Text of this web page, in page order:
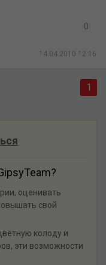
14.04.2010 12:16
0
1
оценивать
свой
колоду и
эти возможности